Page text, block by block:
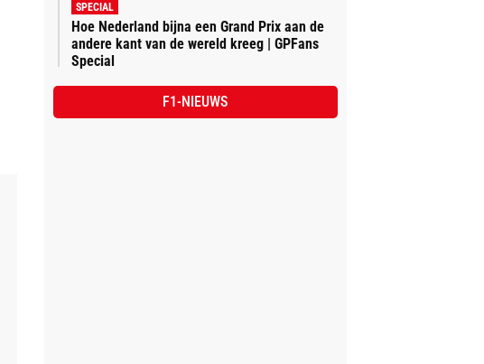
SPECIAL
Hoe Nederland bijna een Grand Prix aan de
andere kant van de wereld kreeg | GPFans
Special
F1-NIEUWS